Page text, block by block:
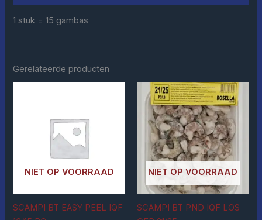
1 stuk = 15 gambas
Gerelateerde producten
NIET OP VOORRAAD
SCAMPI BT EASY PEEL IQF
NIET OP VOORRAAD
SCAMPI BT PND IQF LOS